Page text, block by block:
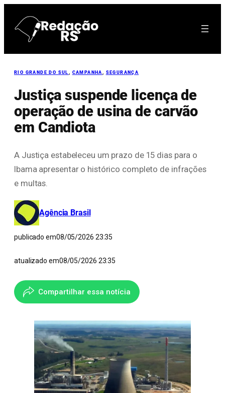
para
RIO GRANDE DO SUL , CAMPANHA , SEGURANÇA
Justiça suspende licença de
operação de usina de carvão
em Candiota
A Justiça estabeleceu um prazo de 15 dias para o
Ibama apresentar o histórico completo de infrações
e multas.
Agência Brasil
publicado em08/05/2026 23:35
atualizado em08/05/2026 23:35
Compartilhar essa notícia